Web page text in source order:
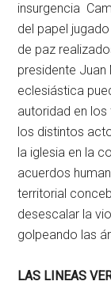
insurgencia
del papel
de paz
presidente Juan
eclesiástica
autoridad en
los distintos
la iglesia en la
acuerdos
territorial
desescalar la
golpeando las
LAS LINEAS